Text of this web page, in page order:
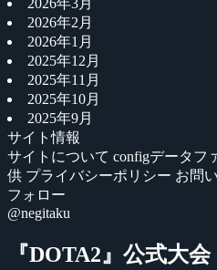
2026年3月
2026年2月
2026年1月
2025年12月
2025年11月
2025年10月
2025年9月
サイト情報
サイトについて configデータフ
供 プライバシーポリシー お問
フォロー
@negitaku
『DOTA2』公式大